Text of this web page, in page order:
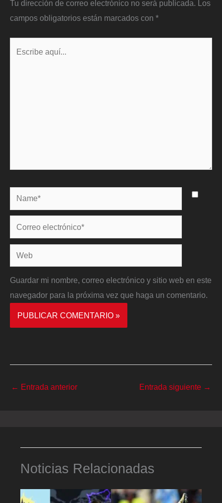
Tu dirección de correo electrónico no será publicada.
Los
campos obligatorios están marcados con *
Name*
Correo
electrónico*
Web
Guardar mi nombre, correo electrónico y sitio web en este
navegador para la próxima vez que haga un comentario.
← Entrada anterior Entrada siguiente →
Noticias Relacionadas